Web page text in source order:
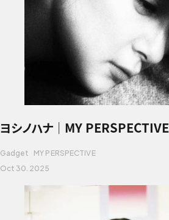
ヨシノハナ｜MY PERSPECTIVE
Gadget
MY PERSPECTIVE
Oct 30. 2025